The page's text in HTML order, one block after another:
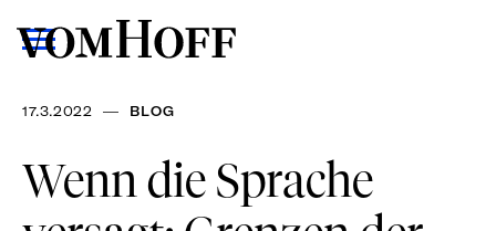
17.3.2022 — BLOG
Wenn die Sprache